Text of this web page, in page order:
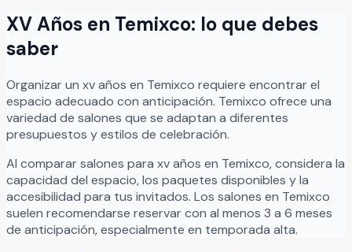
XV Años en Temixco: lo que debes
saber
Organizarun xv años en Temixco requiere encontrar el
espacio adecuado con anticipación. Temixco ofrece una
variedad de salones que se adaptan a diferentes
presupuestos y estilos de celebración.
Al comparar salones para xv años en Temixco, considera la
capacidad del espacio, los paquetes disponibles y la
accesibilidad para tus invitados. Los salones en Temixco
suelen recomendarse reservar con al menos 3 a 6 meses
de anticipación, especialmente en temporada alta.